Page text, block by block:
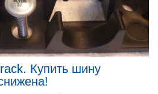
Купить шину